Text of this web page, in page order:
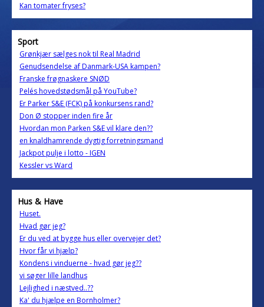
Kan tomater fryses?
Sport
Grønkjær sælges nok til Real Madrid
Genudsendelse af Danmark-USA kampen?
Franske frøgnaskere SNØD
Pelés hovedstødsmål på YouTube?
Er Parker S&E (FCK) på konkursens rand?
Don Ø stopper inden fire år
Hvordan mon Parken S&E vil klare den??
en knaldhamrende dygtig forretningsmand
Jackpot pulje i lotto - IGEN
Kessler vs Ward
Hus & Have
Huset.
Hvad gør jeg?
Er du ved at bygge hus eller overvejer det?
Hvor får vi hjælp?
Kondens i vinduerne - hvad gør jeg??
vi søger lille landhus
Lejlighed i næstved..??
Ka' du hjælpe en Bornholmer?